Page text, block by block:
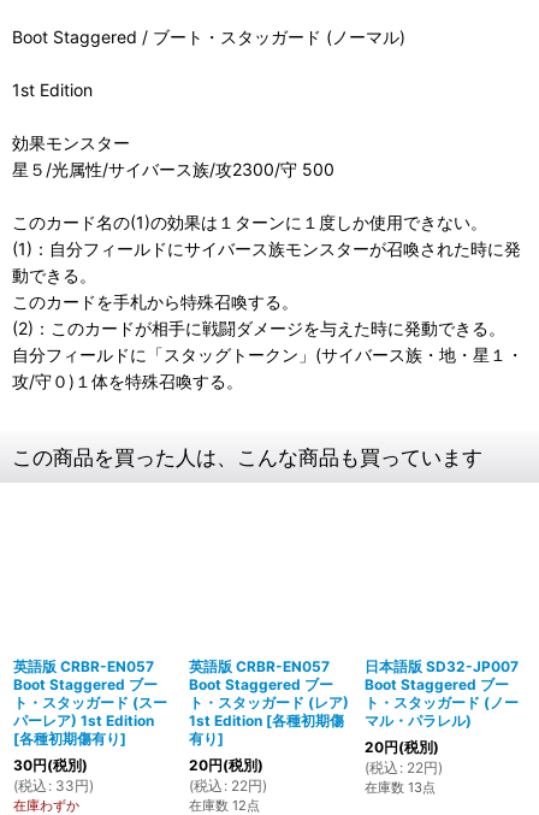
Boot Staggered / ブート・スタッガード (ノーマル)
1st Edition
効果モンスター
星５/光属性/サイバース族/攻2300/守 500
このカード名の(1)の効果は１ターンに１度しか使用できない。
(1)：自分フィールドにサイバース族モンスターが召喚された時に発
動できる。
このカードを手札から特殊召喚する。
(2)：このカードが相手に戦闘ダメージを与えた時に発動できる。
自分フィールドに「スタッグトークン」(サイバース族・地・星１・
攻/守０)１体を特殊召喚する。
この商品を買った人は、こんな商品も買っています
英語版 CRBR-EN057
Boot Staggered ブー
ト・スタッガード (スー
パーレア) 1st Edition
[各種初期傷有り]
30円(税別)
(税込 : 33円)
在庫わずか
英語版 CRBR-EN057
Boot Staggered ブー
ト・スタッガード (レア)
1st Edition [各種初期傷
有り]
20円(税別)
(税込 : 22円)
在庫数 12点
日本語版 SD32-JP007
Boot Staggered ブー
ト・スタッガード (ノー
マル・パラレル)
20円(税別)
(税込 : 22円)
在庫数 13点